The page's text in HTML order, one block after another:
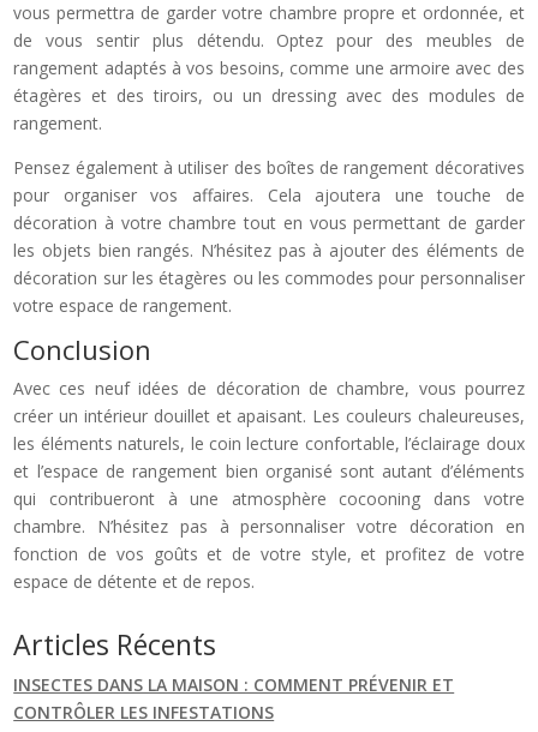
vous permettra de garder votre chambre propre et ordonnée, et
de vous sentir plus détendu. Optez pour des meubles de
rangement adaptés à vos besoins, comme une armoire avec des
étagères et des tiroirs, ou un dressing avec des modules de
rangement.
Pensez également à utiliser des boîtes de rangement décoratives
pour organiser vos affaires. Cela ajoutera une touche de
décoration à votre chambre tout en vous permettant de garder
les objets bien rangés. N’hésitez pas à ajouter des éléments de
décoration sur les étagères ou les commodes pour personnaliser
votre espace de rangement.
Conclusion
Avec ces neuf idées de décoration de chambre, vous pourrez
créer un intérieur douillet et apaisant. Les couleurs chaleureuses,
les éléments naturels, le coin lecture confortable, l’éclairage doux
et l’espace de rangement bien organisé sont autant d’éléments
qui contribueront à une atmosphère cocooning dans votre
chambre. N’hésitez pas à personnaliser votre décoration en
fonction de vos goûts et de votre style, et profitez de votre
espace de détente et de repos.
Articles Récents
INSECTES DANS LA MAISON : COMMENT PRÉVENIR ET
CONTRÔLER LES INFESTATIONS